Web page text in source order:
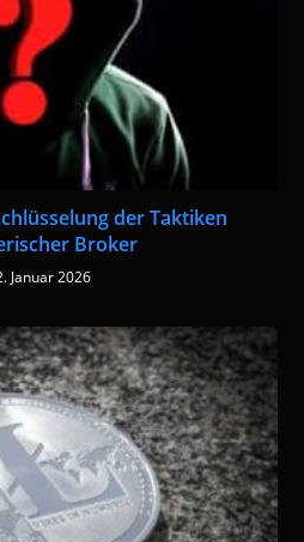
der Taktiken
Broker
Januar 2026